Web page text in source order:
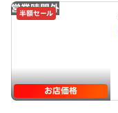
営業時間外
半額セール
お店価格